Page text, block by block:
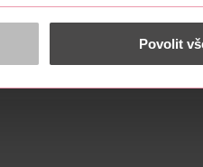
které mohou nést osobní
Povolit
pro pokožku novorozenců
látka